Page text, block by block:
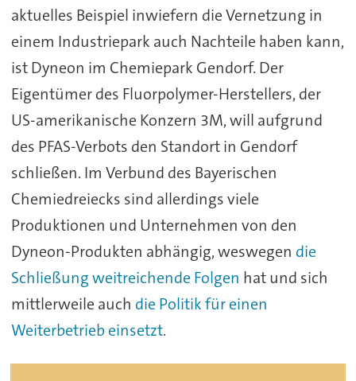
aktuelles Beispiel inwiefern die Vernetzung in
einem Industriepark auch Nachteile haben kann,
ist Dyneon im Chemiepark Gendorf. Der
Eigentümer des Fluorpolymer-Herstellers, der
US-amerikanische Konzern 3M, will aufgrund
des PFAS-Verbots den Standort in Gendorf
schließen. Im Verbund des Bayerischen
Chemiedreiecks sind allerdings viele
Produktionen und Unternehmen von den
Dyneon-Produkten abhängig, weswegen die
Schließung weitreichende Folgen hat und sich
mittlerweile auch die Politik für einen
Weiterbetrieb einsetzt.